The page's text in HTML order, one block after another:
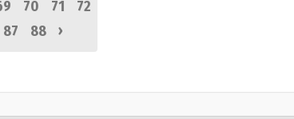
70 71
72
87 88 ›